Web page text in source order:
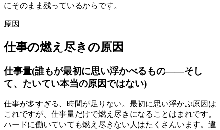
にそのまま残っているからです。
原因
仕事の燃え尽きの原因
仕事量(誰もが最初に思い浮かべるもの——そし
て、たいてい本当の原因ではない)
仕事が多すぎる、時間が足りない。最初に思い浮かぶ原因は
これですが、仕事量だけで燃え尽きになることはまれです。
ハードに働いていても燃え尽きない人はたくさんいます。違